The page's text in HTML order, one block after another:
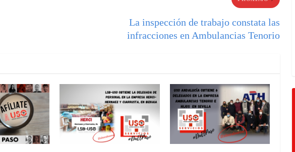
La inspección de trabajo constata las
infracciones en Ambulancias Tenorio